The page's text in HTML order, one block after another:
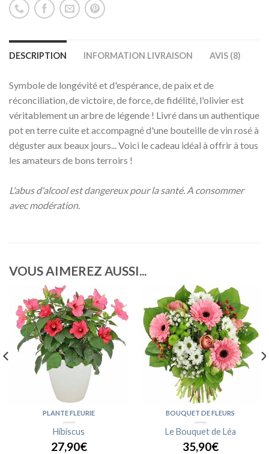
DESCRIPTION INFORMATION LIVRAISON AVIS (8)
Symbole de longévité et d'espérance, de paix et de
réconciliation, de victoire, de force, de fidélité, l'olivier est
véritablement un arbre de légende ! Livré dans un authentique
pot en terre cuite et accompagné d'une bouteille de vin rosé à
déguster aux beaux jours... Voici le cadeau idéal à offrir à tous
les amateurs de bons terroirs !
L'abus d'alcool est dangereux pour la santé. A consommer
avec modération.
VOUS AIMEREZ AUSSI...
PLANTE FLEURIE
Hibiscus
27,90€
BOUQUET DE FLEURS
Le Bouquet de Léa
35,90€